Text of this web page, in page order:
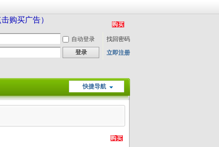
购买广告）
自动登录
找回密码
登录 立即注册
快捷导航